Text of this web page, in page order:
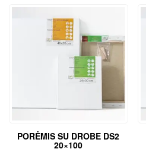
PORĖMIS SU DROBE DS2
20×100